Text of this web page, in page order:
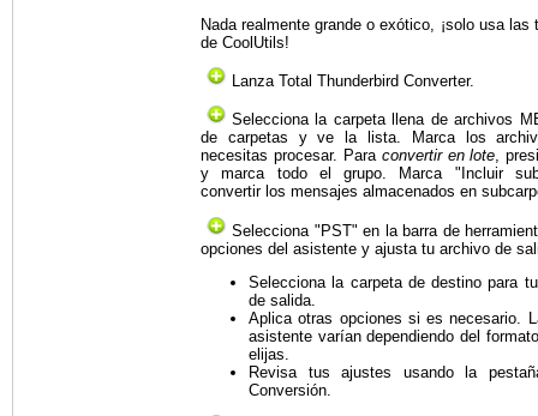
Nada realmente grande o exótico, ¡solo usa
de CoolUtils!
Lanza Total Thunderbird Converter.
Selecciona la carpeta llena de archivos
de carpetas y ve la lista. Marca los
necesitas procesar. Para convertir en lote,
y marca todo el grupo. Marca "Incluir
convertir los mensajes almacenados en
Selecciona "PST" en la barra de
opciones del asistente y ajusta tu archivo de
Selecciona la carpeta de destino para
de salida.
Aplica otras opciones si es necesario.
asistente varían dependiendo del
elijas.
Revisa tus ajustes usando la
Conversión.